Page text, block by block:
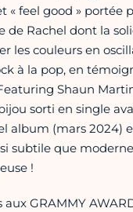
« feel good » portée
de Rachel dont la
les couleurs en
à la pop, en
Shaun
sorti en single
album (mars 2024)
subtile que
!
GRAMMY